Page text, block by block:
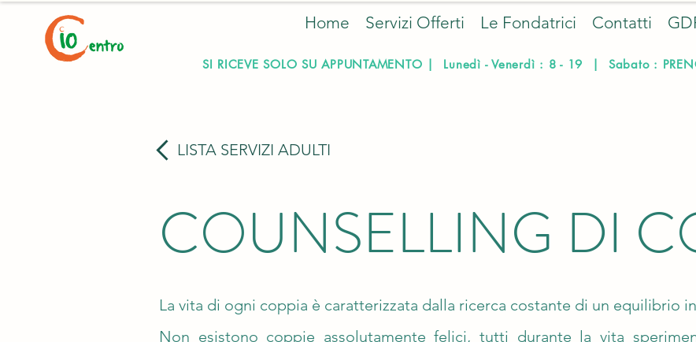
Home Servizi Offerti Le Fondatrici Contatti
SI RICEVE SOLO SU APPUNTAMENTO | Lunedì - Venerdì : 8 - 19 | Sabato :
LISTA SERVIZI ADULTI
COUNSELLING DI
La vita di ogni coppia è caratterizzata dalla ricerca costante di un equilibrio
Non esistono coppie assolutamente felici, tutti durante la vita